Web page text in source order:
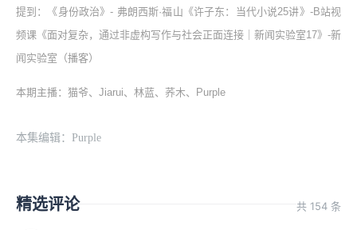
提到：《身份政治》- 弗朗西斯·福山《许子东：当代小说25讲》-B站视
频课《面对复杂，通过非虚构写作与社会正面连接｜新闻实验室17》-新
闻实验室（播客）
本期主播：猫爷、Jiarui、林蓝、荞木、Purple
本集编辑：Purple
精选评论 共 154 条